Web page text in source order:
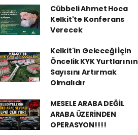
Cübbeli Ahmet Hoca
Kelkit'te Konferans
Verecek
Kelkit'in Geleceği İçin
Öncelik KYK Yurtlarının
Sayısını Artırmak
Olmalıdır
MESELE ARABA DEĞİL
ARABA ÜZERİNDEN
OPERASYON!!!!